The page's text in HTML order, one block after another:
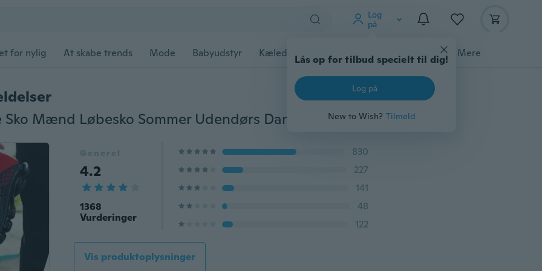
Log
på
Lås op for tilbud specielt til dig!
Log på
New to Wish? Tilmeld
for nylig At skabe trends Mode Babyudstyr Kæledyrstilbehør Gadgets Værktøj Mere
Herresmode Sko Mænd Løbesko Sommer Udendørs Damesko Par Sportssko til mænd Sneakers (Størrelse36-44,3 Farve)
Generel
4.2
1368
Vurderinger
830
227
141
48
122
Vis produktoplysninger